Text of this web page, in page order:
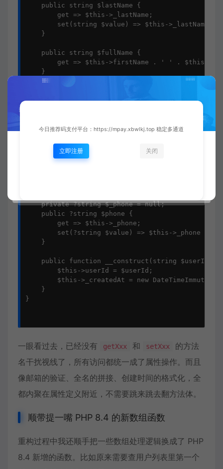
    public string $lastName {
        get => $this->_lastName;
set(string $value) => $this->_lastName =
    }
    public string $fullName {
get => $this->firstName . ' ' . $this-
    }
    public string $email {
            $value = trim($value);
throw new
            }
    private ?string $_phone = null;
    public ?string $phone {
        get => $this->_phone;
set(?string $value) => $this->_phone =
    }
    public function __construct(string $userId) {
        $this->userId = $userId;
$this->_createdAt = new
    }
}
一眼看过去，已经没有 getXxx 和 setXxx
的方法
名干扰视线了，所有访问都统一成了属性操作。而且
像邮箱的验证、全名的拼接、创建时间的格式化，全
都内聚在属性定义附近，不需要跳来跳去翻方法体。
顺带提一嘴 PHP 8.4 的新数组函数
重构过程中我还顺手把一些数组处理逻辑换成了 PHP
8.4 新增的函数。比如原来需要查用户列表里第一个
今日推荐码支付平台：https://mpay.xbwlkj.top 稳定多通道
立即注册 关闭